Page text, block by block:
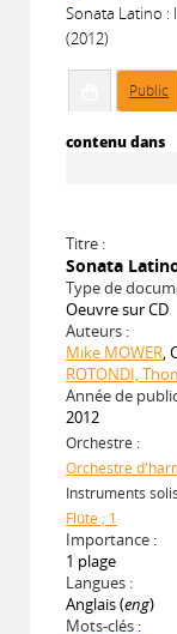
Sonata Latino :
(2012)
Public
contenu dans
Titre :
Sonata
Type de
Oeuvre sur CD
Auteurs :
Mike MOWER,
ROTONDI,
Année de
2012
Orchestre :
Orchestre
Instruments
Flûte ; 1
Importance :
1 plage
Langues :
Anglais (eng)
Mots-clés :